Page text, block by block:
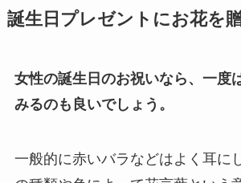
クリスマス
お悔やみ・法要
喪中見舞い
お盆・新盆（初盆）見舞い
誕生日プレゼントにお花を
女性の誕生日のお祝いなら、一度
みるのも良いでしょう。
一般的に赤いバラなどはよく耳に